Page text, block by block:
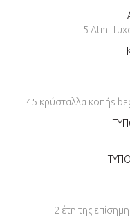
5 Atm:
45 κρύσταλλα κοπήs
2 έτη της